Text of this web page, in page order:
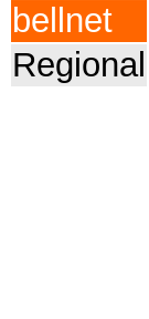
bellnet
Regional